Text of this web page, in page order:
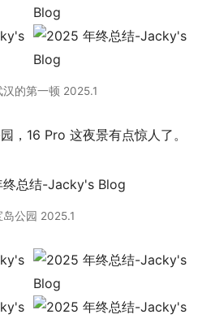
汉的第一顿 2025.1
，16 Pro 这夜景有点惊人了。
岛公园 2025.1